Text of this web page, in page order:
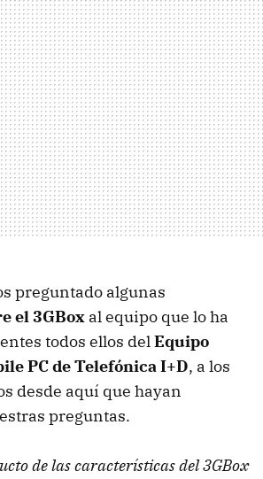
preguntado algunas
el 3GBox al equipo que lo ha
todos ellos delEquipo
PC de Telefónica I+D, a los
desde aquí que hayan
preguntas.
de las características del 3GBox